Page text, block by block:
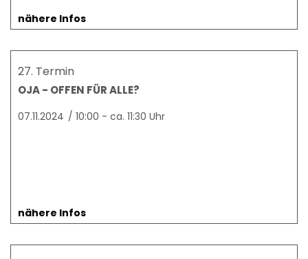
nähere Infos
27. Termin
OJA - OFFEN FÜR ALLE?
07.11.2024 / 10:00 - ca. 11:30 Uhr
nähere Infos